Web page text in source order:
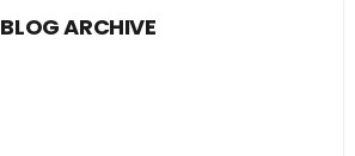
BLOG ARCHIVE